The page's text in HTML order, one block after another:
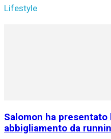
Lifestyle
Salomon ha
abbigliamento da